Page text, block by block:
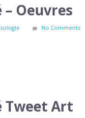
Oeuvres
No Comments
Tweet Art